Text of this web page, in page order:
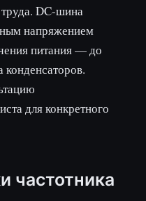
DC-шина
напряжением
питания — до
для конкретного
частотника